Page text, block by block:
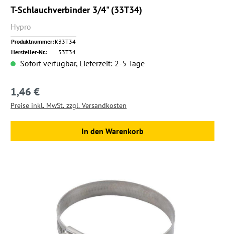
T-Schlauchverbinder 3/4" (33T34)
Hypro
Produktnummer: K33T34
Hersteller-Nr.:
33T34
Sofort verfügbar, Lieferzeit: 2-5 Tage
Regulärer Preis:
1,46 €
Preise inkl. MwSt. zzgl. Versandkosten
In den Warenkorb